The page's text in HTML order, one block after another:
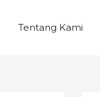
Tentang Kami